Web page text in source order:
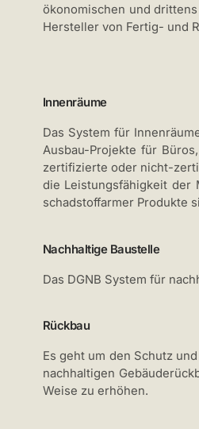
ökonomischen und
Hersteller von Fertig- und
Innenräume
Das System für
Ausbau-Projekte für
zertifizierte oder nicht-
die Leistungsfähigkeit der
schadstoffarmer Produkte
Nachhaltige Baustelle
Das DGNB System für
Rückbau
Es geht um den Schutz
nachhaltigen
Weise zu erhöhen.